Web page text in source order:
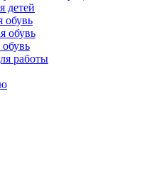
детей
обувь
обувь
обувь
работы